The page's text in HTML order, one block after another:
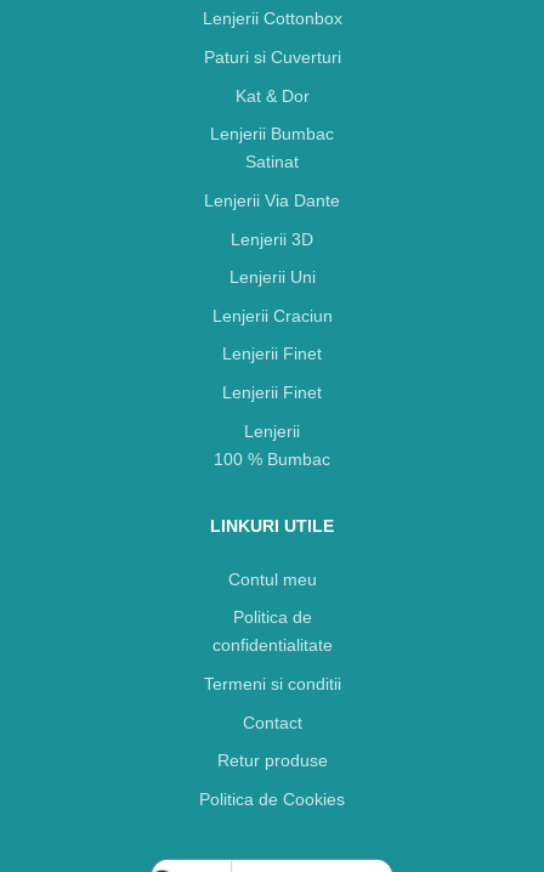
Lenjerii Cottonbox
Paturi si Cuverturi
Kat & Dor
Lenjerii Bumbac
Satinat
Lenjerii Via Dante
Lenjerii 3D
Lenjerii Uni
Lenjerii Craciun
Lenjerii Finet
Lenjerii Finet
Lenjerii
100 % Bumbac
LINKURI UTILE
Contul meu
Politica de
confidentialitate
Termeni si conditii
Contact
Retur produse
Politica de Cookies